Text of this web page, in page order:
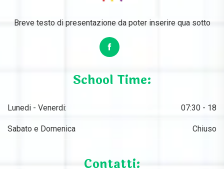
Breve testo di presentazione da poter inserire qua sotto
School Time:
Lunedi - Venerdi: 07:30 - 18
Sabato e Domenica Chiuso
Contatti: